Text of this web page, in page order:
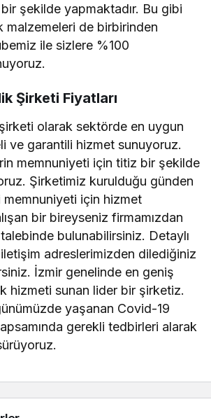
şekilde yapmaktadır. Bu gibi
malzemeleri de birbirinden
ile sizlere %100
Şirketi Fiyatları
olarak sektörde en uygun
ve garantili hizmet sunuyoruz.
memnuniyeti için titiz bir şekilde
Şirketimiz kurulduğu günden
için hizmet
bir bireyseniz firmamızdan
bulunabilirsiniz. Detaylı
adreslerimizden dilediğiniz
İzmir genelinde en geniş
hizmeti sunan lider bir şirketiz.
yaşanan Covid-19
gerekli tedbirleri alarak